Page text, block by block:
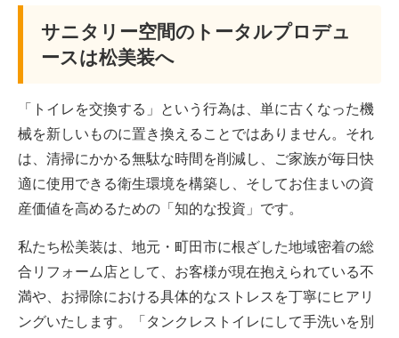
サニタリー空間のトータルプロデュ
ースは松美装へ
「トイレを交換する」という行為は、単に古くなった機
械を新しいものに置き換えることではありません。それ
は、清掃にかかる無駄な時間を削減し、ご家族が毎日快
適に使用できる衛生環境を構築し、そしてお住まいの資
産価値を高めるための「知的な投資」です。
私たち松美装は、地元・町田市に根ざした地域密着の総
合リフォーム店として、お客様が現在抱えられている不
満や、お掃除における具体的なストレスを丁寧にヒアリ
ングいたします。「タンクレストイレにして手洗いを別